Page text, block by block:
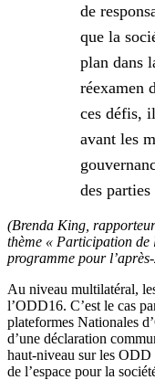
de
que la
plan dans
réexamen
ces défis,
avant les
des
(Brenda King,
thème « Participation de
programme pour
Au niveau multilatéral,
l’ODD16. C’est le cas
plateformes Nationales
d’une déclaration
haut-niveau sur les ODD
de l’espace pour la